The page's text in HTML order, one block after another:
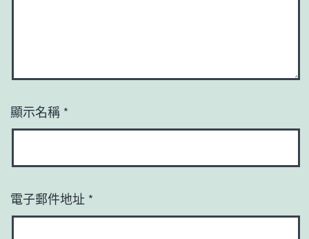
顯示名稱 *
電子郵件地址 *